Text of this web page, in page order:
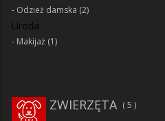
Odzież damska (2)
Uroda
Makijaż (1)
ZWIERZĘTA 5